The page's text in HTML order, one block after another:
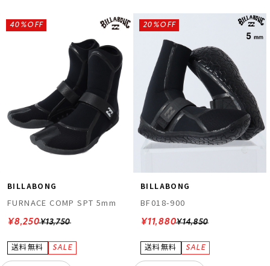
ー
お問い合わせ
ニュース
ムラサキスポーツ 公式アプリ
ポイント・クーポンもこのアプリで！
BILLABONG
FURNACE COMP SPT 5mm
¥13,750
40%OFF
¥8,250
BILLABONG
BF018-900
¥14,850
20%OFF
¥11,880